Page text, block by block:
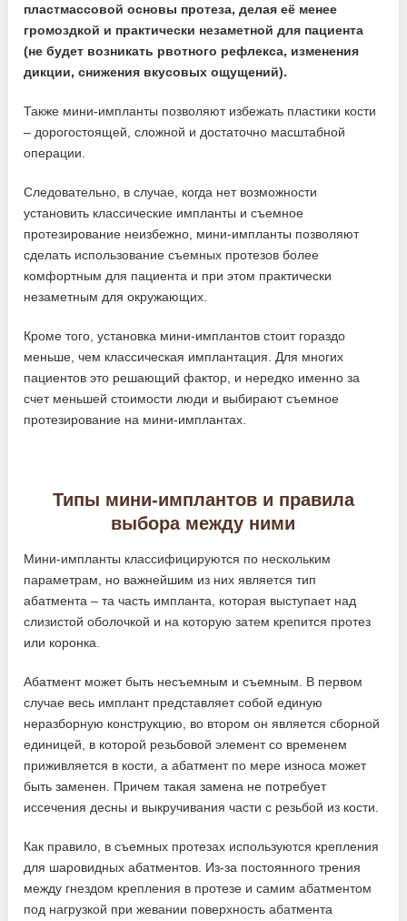
пластмассовой основы протеза, делая её менее
громоздкой и практически незаметной для пациента
(не будет возникать рвотного рефлекса, изменения
дикции, снижения вкусовых ощущений).
Также мини-импланты позволяют избежать пластики кости
– дорогостоящей, сложной и достаточно масштабной
операции.
Следовательно, в случае, когда нет возможности
установить классические импланты и съемное
протезирование неизбежно, мини-импланты позволяют
сделать использование съемных протезов более
комфортным для пациента и при этом практически
незаметным для окружающих.
Кроме того, установка мини-имплантов стоит гораздо
меньше, чем классическая имплантация. Для многих
пациентов это решающий фактор, и нередко именно за
счет меньшей стоимости люди и выбирают съемное
протезирование на мини-имплантах.
Типы мини-имплантов и правила
выбора между ними
Мини-импланты классифицируются по нескольким
параметрам, но важнейшим из них является тип
абатмента – та часть импланта, которая выступает над
слизистой оболочкой и на которую затем крепится протез
или коронка.
Абатмент может быть несъемным и съемным. В первом
случае весь имплант представляет собой единую
неразборную конструкцию, во втором он является сборной
единицей, в которой резьбовой элемент со временем
приживляется в кости, а абатмент по мере износа может
быть заменен. Причем такая замена не потребует
иссечения десны и выкручивания части с резьбой из кости.
Как правило, в съемных протезах используются крепления
для шаровидных абатментов. Из-за постоянного трения
между гнездом крепления в протезе и самим абатментом
под нагрузкой при жевании поверхность абатмента